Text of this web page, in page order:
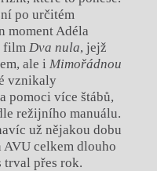
po určitém
moment Adéla
film Dva nula, jejž
ale i Mimořádnou
vznikaly
pomoci více štábů,
režijního manuálu.
už nějakou dobu
AVU celkem dlouho
trval přes rok.